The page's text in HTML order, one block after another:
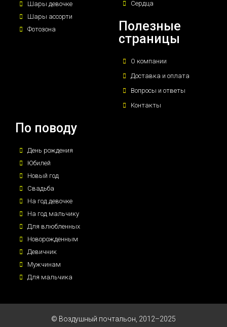
Шары девочке
Шары ассорти
Фотозона
Сердца
Полезные
страницы
О компании
Доставка и оплата
Вопросы и ответы
Контакты
По поводу
День рождения
Юбилей
Новый год
Свадьба
На год девочке
На год мальчику
Для влюбленных
Новорожденным
Девичник
Мужчинам
Для мальчика
© Воздушный почтальон, 2012–2025